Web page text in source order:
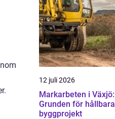
12 juli 2026
Markarbeten i Växjö:
Grunden för hållbara
byggprojekt